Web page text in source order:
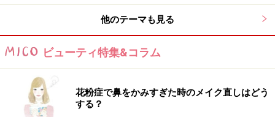
※記事内容は執筆時点のものです。最新の内容をご確認くださ
い。
※ダイエットは個人の体質、また、誤った方法による実践に起因
して体調不良を引き起こす場合があります。実践の際には、必ず
自身の体質及び健康状態を十分に考慮したうえで、正しい方法で
おこなってください。また、全ての方への有効性を保証するもの
ではありません。
他のテーマも見る
ビューティ特集&コラム
花粉症で鼻をかみすぎた時のメイク直しはどう
する？